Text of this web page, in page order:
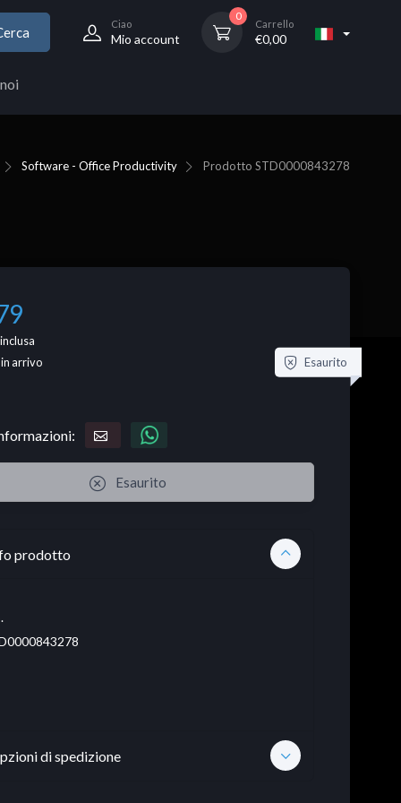
Ciao
Mio account
0
Carrello
€0,00
Software - Office Productivity Prodotto STD0000843278
arrivo
Esaurito
Esaurito
prodotto
di spedizione